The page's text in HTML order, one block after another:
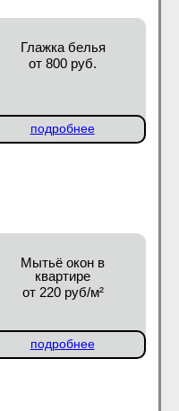
Глажка белья
от 800 руб.
подробнее
Мытьё окон в
квартире
от 220 руб/м²
подробнее